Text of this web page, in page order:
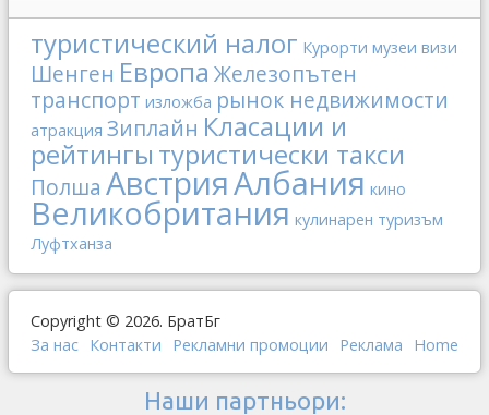
туристический налог Курорти музеи визи
Шенген Европа Железопътен
транспорт изложба рынок недвижимости
атракция Зиплайн Класации и
рейтингы туристически такси
Полша АвстрияАлбания кино
Великобритания кулинарен туризъм
Луфтханза
Copyright © 2026. БратБг
За нас Контакти Рекламни промоции Реклама Home
Наши партньори: